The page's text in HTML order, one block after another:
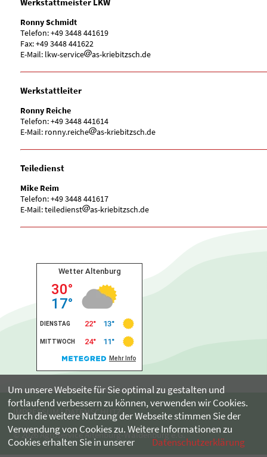
Ronny Schmidt
Telefon: +49 3448 441619
Fax: +49 3448 441622
E-Mail: lkw-service
as-kriebitzsch.de
Werkstattleiter
Ronny Reiche
Telefon: +49 3448 441614
E-Mail: ronny.reiche
as-kriebitzsch.de
Teiledienst
Mike Reim
Telefon: +49 3448 441617
E-Mail: teiledienst
as-kriebitzsch.de
IMPRESSUM|DATENSCHUTZ
© 2026 Agroservice Altenburg-Waldenburg e.G.
Um unsere Webseite für Sie optimal zu gestalten und
fortlaufend verbessern zu können, verwenden wir Cookies.
Durch die weitere Nutzung der Webseite stimmen Sie der
Verwendung von Cookies zu. Weitere Informationen zu
Cookies erhalten Sie in unserer
Datenschutzerklärung